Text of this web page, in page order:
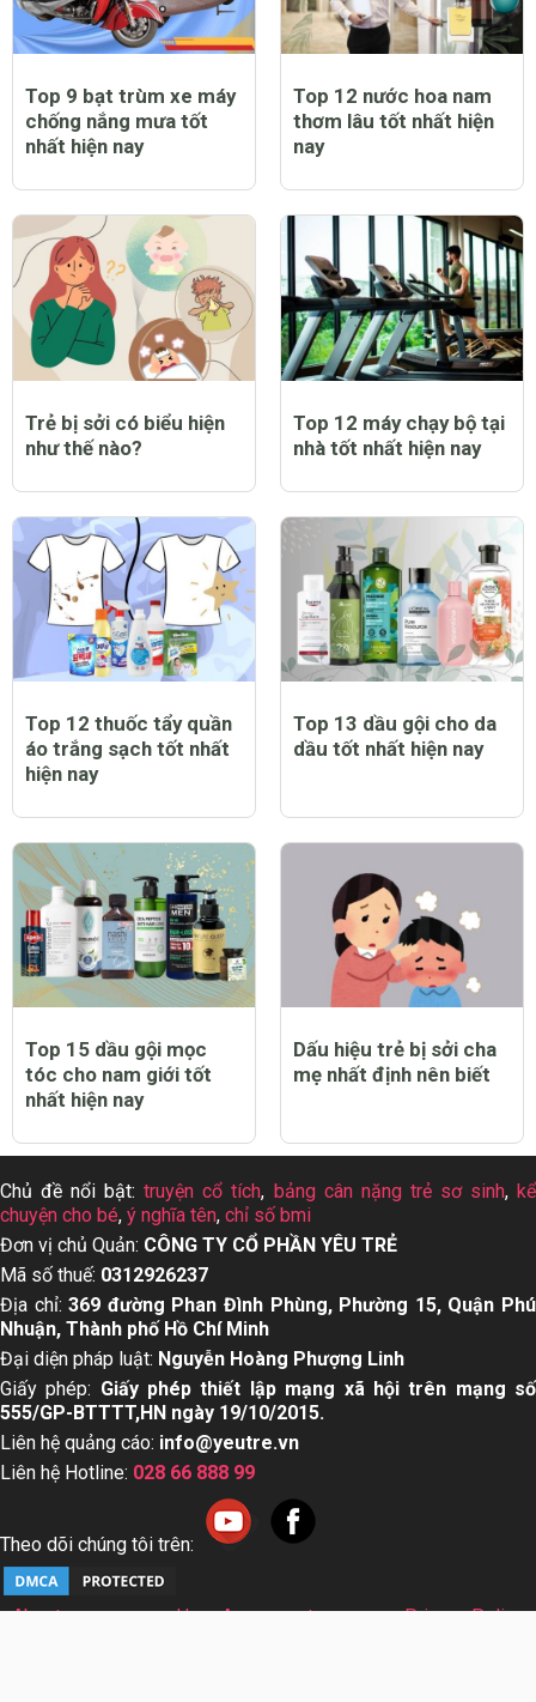
Top 9 bạt trùm xe máy
chống nắng mưa tốt
nhất hiện nay
Top 12 nước hoa nam
thơm lâu tốt nhất hiện
nay
Trẻ bị sởi có biểu hiện
như thế nào?
Top 12 máy chạy bộ tại
nhà tốt nhất hiện nay
Top 12 thuốc tẩy quần
áo trắng sạch tốt nhất
hiện nay
Top 13 dầu gội cho da
dầu tốt nhất hiện nay
Top 15 dầu gội mọc
tóc cho nam giới tốt
nhất hiện nay
Dấu hiệu trẻ bị sởi cha
mẹ nhất định nên biết
Chủ đề nổi bật:truyện cổ tích, bảng cân nặng trẻ sơ sinh, kể
chuyện cho bé, ý nghĩa tên, chỉ số bmi
Đơn vị chủ Quản: CÔNG TY CỔ PHẦN YÊU TRẺ
Mã số thuế: 0312926237
Địa chỉ:369 đường Phan Đình Phùng, Phường 15, Quận Phú
Nhuận, Thành phố Hồ Chí Minh
Đại diện pháp luật: Nguyễn Hoàng Phượng Linh
Giấy phép: Giấy phép thiết lập mạng xã hội trên mạng số
555/GP-BTTTT,HN ngày 19/10/2015.
Liên hệ quảng cáo: info@yeutre.vn
Liên hệ Hotline: 028 66 888 99
Theo dõi chúng tôi trên:
About us User Agreement
Privacy Policy